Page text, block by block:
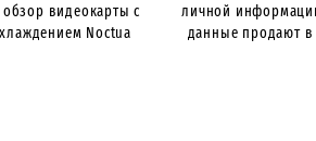
видеокарты с
Noctua
личной
данные продают в